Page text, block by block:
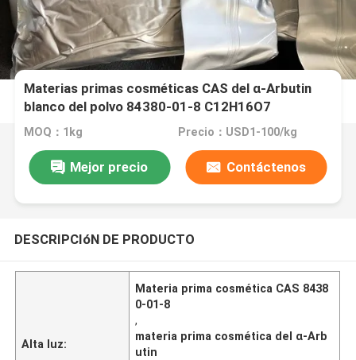
Materias primas cosméticas CAS del α-Arbutin
blanco del polvo 84380-01-8 C12H16O7
MOQ：1kg Precio：USD1-100/kg
Mejor precio Contáctenos
DESCRIPCIóN DE PRODUCTO
Alta luz:
Materia prima cosmética CAS 8438
0-01-8
,
materia prima cosmética del α-Arb
utin